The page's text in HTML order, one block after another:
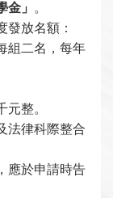
金」
。
發放名額：
組二名，每年
整。
法律科際整合
應於申請時告